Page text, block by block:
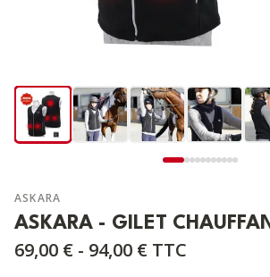
ASKARA
ASKARA - GILET
69,00 € - 94,00 € TTC